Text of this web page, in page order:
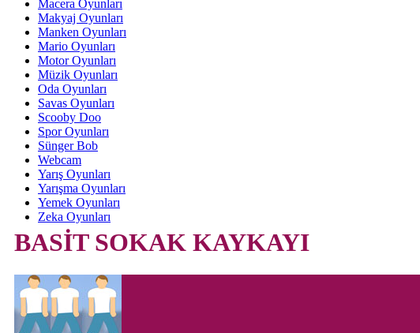
Macera Oyunları
Makyaj Oyunları
Manken Oyunları
Mario Oyunları
Motor Oyunları
Müzik Oyunları
Oda Oyunları
Savas Oyunları
Scooby Doo
Spor Oyunları
Sünger Bob
Webcam
Yarış Oyunları
Yarışma Oyunları
Yemek Oyunları
Zeka Oyunları
BASİT SOKAK KAYKAYI